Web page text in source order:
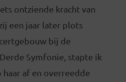
ontziende kracht van
een jaar later plots
bij de
Symfonie, stapte ik
af en overreedde